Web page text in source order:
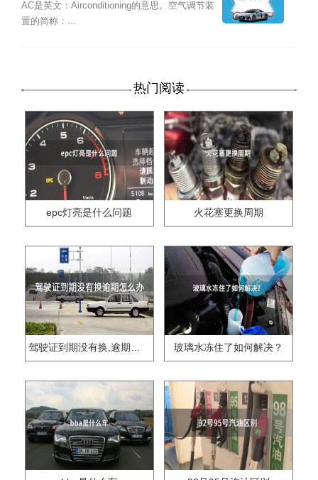
AC是英文：Airconditioning的意思。空气调节装
置的简称：...
热门阅读
epc灯亮是什么问题 火花塞更换周期
驾驶证到期没有换,逾期怎么办?? 玻璃水冻住了如何解决？